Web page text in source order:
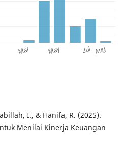
I., & Hanifa, R. (2025).
Menilai Kinerja Keuangan